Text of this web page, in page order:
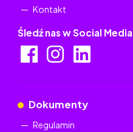
Kontakt
Śledź nas w Social Media
Dokumenty
Regulamin